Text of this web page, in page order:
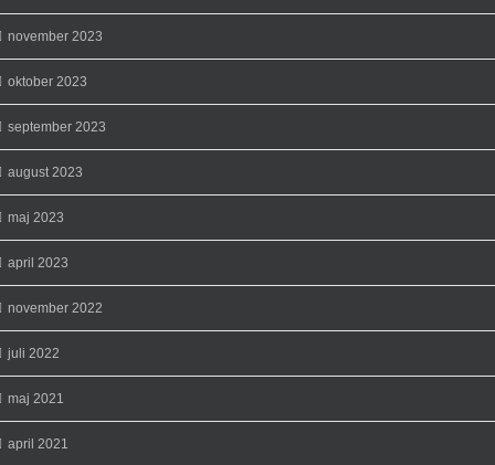
november 2023
oktober 2023
september 2023
august 2023
maj 2023
april 2023
november 2022
juli 2022
maj 2021
april 2021